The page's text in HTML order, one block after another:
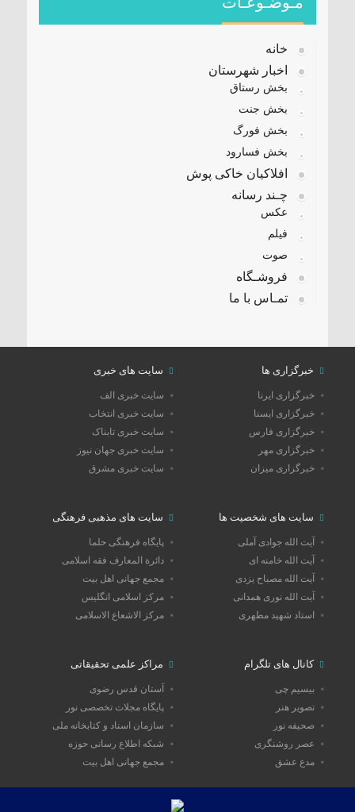
خانه
اخبار شهرستان
بخش رستاق
بخش جنت
بخش فورگ
بخش فسارود
افلاکیان خاکی پوش
چـند رسانه
عکس
فیلم
صوت
فروشـگاه
تمـاس با ما
خبرگزاری ها
خبرگزاری ایرنا
خبرگزاری ایسنا
خبرگزاری فارس
خبرگزاری مهر
خبرگزاری میزان
سایت های خبری
سایت خبری الف
سایت خبری انتخاب
سایت خبری تابناک
سایت خبری جهان نیوز
سایت خبری مشرق
سایت های شخصیت ها
آیت الله جوادی آملی
آیت الله خامنه ای
آیت الله مصباح یزدی
آیت الله نوری همدانی
استاد شهید مطهری
سایت های مذهبی فرهنگی
پایگاه فرهنگی حلما
دائرة المعارف فقه اسلامی
مجمع جهانی اهل بیت
مرکز اسلامی انگلیس
مرکز الاشعاع الاسلامی
کانال های تلگرام
بیسیم چی
تصویر هنر
صحیفه نور
عصر روشنگری
مدع عشق
مراکز علمی تحقیقاتی
آستان قدس رضوی
پایگاه مجلات تخصصی نور
سازمان اسناد و کتابخانه ملی
شبکه اطلاع رسانی حوزه
مجمع جهانی اهل بیت